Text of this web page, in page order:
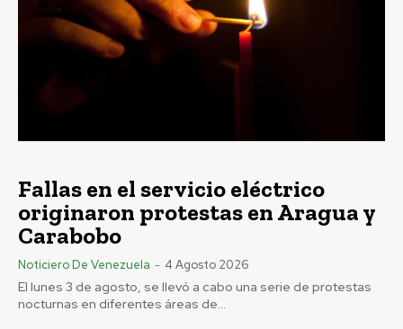
Fallas en el servicio eléctrico
originaron protestas en Aragua y
Carabobo
Noticiero De Venezuela - 4 Agosto 2026
El lunes 3 de agosto, se llevó a cabo una serie de protestas
nocturnas en diferentes áreas de...